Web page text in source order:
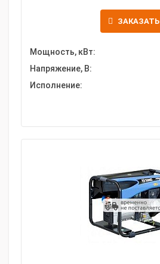
ЗАКАЗАТЬ
Мощность, кВт:
Напряжение, В:
Исполнение: